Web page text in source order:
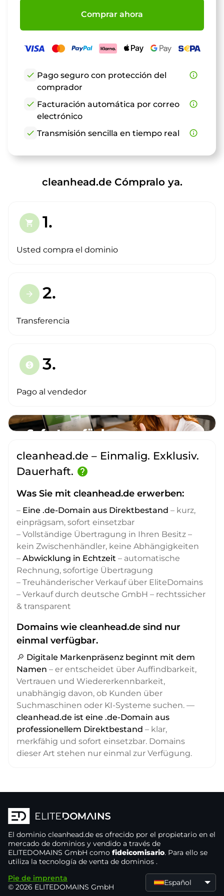
Comprar ahora
check Pago seguro con protección del
comprador
info_outline
check Facturación automática por correo
electrónico
info_outline
check Transmisión sencilla en tiempo real info_outline
cleanhead.de Cómpralo ya.
shopping_cart 1.
Usted compra el dominio
arrow_forward 2.
Transferencia
paid 3.
Pago al vendedor
cleanhead.de – Einmalig. Exklusiv.
Dauerhaft. help
Was Sie mit cleanhead.de erwerben:
– Eine .de-Domain aus Direktbestand – kurz,
einprägsam, sofort einsetzbar
– Vollständige Übertragung in Ihren Besitz –
kein Zwischenhändler, keine Abhängigkeiten
– Abwicklung in Echtzeit – automatische
Rechnung, sofortige Übertragung
– Treuhänderischer Verkauf über EliteDomains
– Verkauf durch deutsche GmbH – rechtssicher
& transparent
Domains wie cleanhead.de sind nur
einmal verfügbar.
🔎 Digitale Markenpräsenz beginnt mit dem
Namen – er entscheidet über Auffindbarkeit,
Vertrauen und Wiedererkennbarkeit,
unabhängig davon, ob Kunden über
Suchmaschinen oder KI-Systeme suchen. —
cleanhead.de ist eine .de-Domain aus
professionellem Direktbestand – klar,
merkfähig und sofort einsetzbar. Domains
dieser Art stehen nur einmal zur Verfügung.
El dominio cleanhead.de es ofrecido por el propietario en el
mercado de dominios y vendido a través de
ELITEDOMAINS GmbH como fideicomisario. Para ello se
utiliza la tecnología de venta de dominios .
Pie de imprenta
© 2026 ELITEDOMAINS GmbH
Español